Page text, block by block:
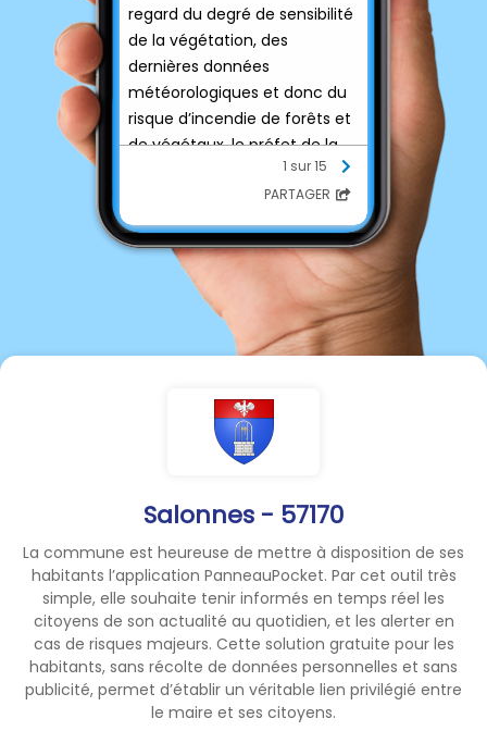
Salonnes - 57170
La commune est heureuse de mettre à disposition de ses
habitants l’application PanneauPocket. Par cet outil très
simple, elle souhaite tenir informés en temps réel les
citoyens de son actualité au quotidien, et les alerter en
cas de risques majeurs. Cette solution gratuite pour les
habitants, sans récolte de données personnelles et sans
publicité, permet d’établir un véritable lien privilégié entre
le maire et ses citoyens.
regard du degré de sensibilité
de la végétation, des
dernières données
météorologiques et donc du
risque d’incendie de forêts et
de végétaux, le préfet de la
déclencher depuis hier, le 29
juillet 2026 à 12h le degré de
danger sévère pour
l’ensemble du département.
Vous trouverez ci-joint l'arrêté
préfectoral correspondant.
Ainsi, sont interdits en
- les lâchers de lanternes
volantes équipées de
pyrotechniques, l’usage et le
tir de feux d’artifice. Toutefois
des spectacles
pyrotechniques utilisant au
moins un artifice des
catégories F4 ou T2 ou de
plus de 35 kg de matière
1 sur 15
PARTAGER